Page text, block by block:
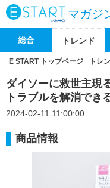
マガジ
総合 トレンド
E START トップページ トレ
ダイソーに救世主現
トラブルを解消でき
2024-02-11 11:00:00
商品情報